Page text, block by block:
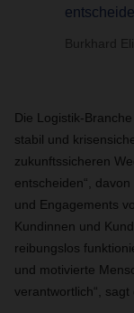
Burkhard
Die Logistik-
stabil und
zukunftssicheren
entscheiden“,
und Engagements
Kundinnen und
reibungslos
und motivierte
verantwortlich“, sagt